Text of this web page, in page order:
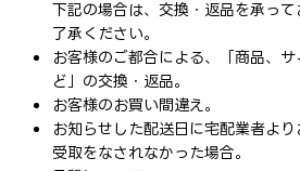
下記の場合は、交換・返品を承っ
了承ください。
お客様のご都合による、「商品、
ど」の交換・返品。
お客様のお買い間違え。
お知らせした配送日に宅配業者よ
受取をなされなかった場合。